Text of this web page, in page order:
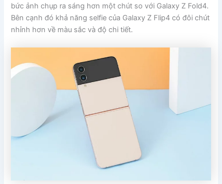
bức ảnh chụp ra sáng hơn một chút so với Galaxy Z Fold4.
Bên cạnh đó khả năng selfie của Galaxy Z Flip4 có đôi chút
nhỉnh hơn về màu sắc và độ chi tiết.